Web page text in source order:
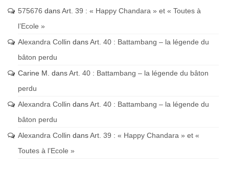
575676 dansArt. 39 : « Happy Chandara » et « Toutes à
l’Ecole »
Alexandra Collin dansArt. 40 : Battambang – la légende du
bâton perdu
Carine M. dansArt. 40 : Battambang – la légende du bâton
perdu
Alexandra Collin dansArt. 40 : Battambang – la légende du
bâton perdu
Alexandra Collin dansArt. 39 : « Happy Chandara » et «
Toutes à l’Ecole »